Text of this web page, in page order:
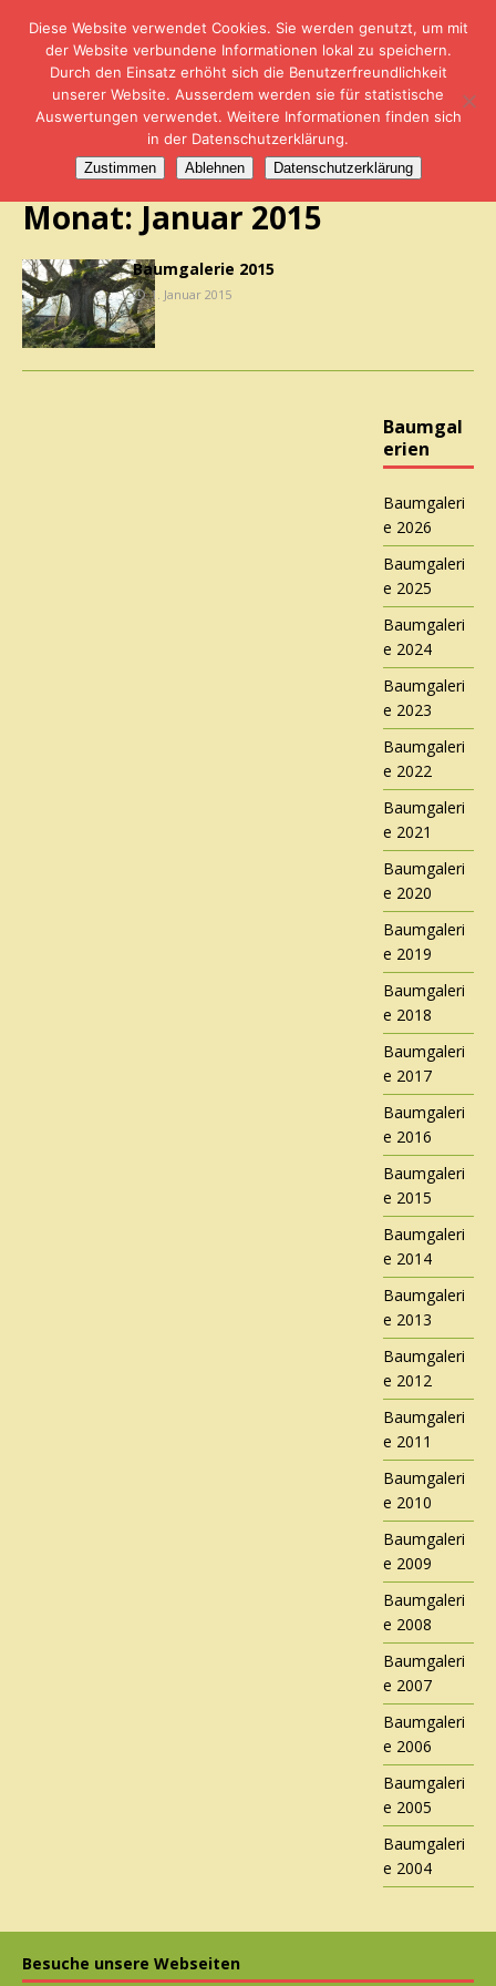
Baumgalerien
Monat: Januar 2015
Baumgalerie 2015
1. Januar 2015
Baumgal
erien
Baumgaleri
e 2026
Baumgaleri
e 2025
Baumgaleri
e 2024
Baumgaleri
e 2023
Baumgaleri
e 2022
Baumgaleri
e 2021
Baumgaleri
e 2020
Baumgaleri
e 2019
Baumgaleri
e 2018
Baumgaleri
e 2017
Baumgaleri
e 2016
Baumgaleri
e 2015
Baumgaleri
e 2014
Baumgaleri
e 2013
Baumgaleri
e 2012
Baumgaleri
e 2011
Baumgaleri
e 2010
Baumgaleri
e 2009
Baumgaleri
e 2008
Baumgaleri
e 2007
Baumgaleri
e 2006
Baumgaleri
e 2005
Baumgaleri
e 2004
Besuche unsere Webseiten
Diese Website verwendet Cookies. Sie werden genutzt, um mit
der Website verbundene Informationen lokal zu speichern.
Durch den Einsatz erhöht sich die Benutzerfreundlichkeit
unserer Website. Ausserdem werden sie für statistische
Auswertungen verwendet. Weitere Informationen finden sich
in der Datenschutzerklärung.
Zustimmen Ablehnen Datenschutzerklärung